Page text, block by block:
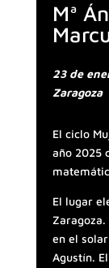
Mª
23 de
Zaragoza
El ciclo
año 2025
El lugar
en el
Agustín.